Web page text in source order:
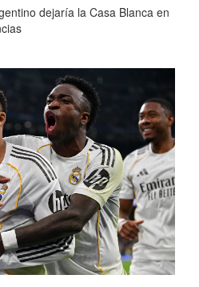
dejaría la Casa Blanca en